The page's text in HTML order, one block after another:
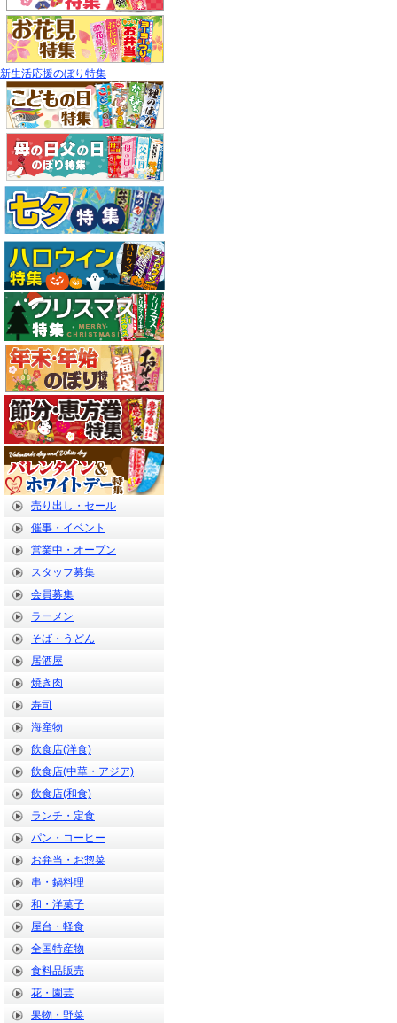
新生活応援のぼり特集
売り出し・セール
催事・イベント
営業中・オープン
スタッフ募集
会員募集
ラーメン
そば・うどん
居酒屋
焼き肉
寿司
海産物
飲食店(洋食)
飲食店(中華・アジア)
飲食店(和食)
ランチ・定食
パン・コーヒー
お弁当・お惣菜
串・鍋料理
和・洋菓子
屋台・軽食
全国特産物
食料品販売
花・園芸
果物・野菜